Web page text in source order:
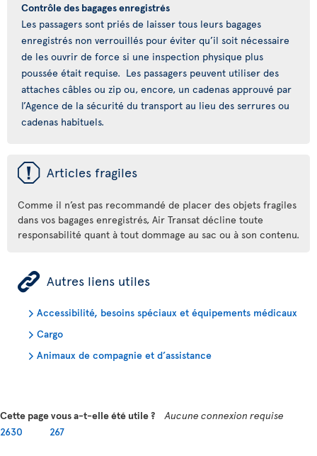
Contrôle des bagages enregistrés
Les passagers sont priés de laisser tous leurs bagages
enregistrés non verrouillés pour éviter qu’il soit nécessaire
de les ouvrir de force si une inspection physique plus
poussée était requise. Les passagers peuvent utiliser des
attaches câbles ou zip ou, encore, un cadenas approuvé par
l’Agence de la sécurité du transport au lieu des serrures ou
cadenas habituels.
ü Articles fragiles
Comme il n’est pas recommandé de placer des objets fragiles
dans vos bagages enregistrés, Air Transat décline toute
responsabilité quant à tout dommage au sac ou à son contenu.
ÿ Autres liens utiles
Accessibilité, besoins spéciaux et équipements médicaux
Cargo
Animaux de compagnie et d’assistance
Cette page vous a-t-elle été utile ?
Aucune connexion requise
2630
267